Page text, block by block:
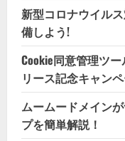
新型コロナウイル
備しよう!
Cookie同意管理ツー
リース記念キャン
ムームードメイン
プを簡単解説！